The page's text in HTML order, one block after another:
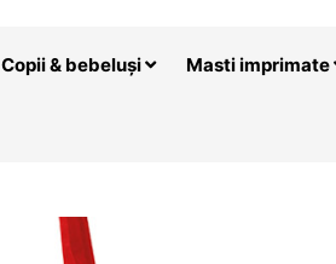
Copii & bebeluși Masti imprimate